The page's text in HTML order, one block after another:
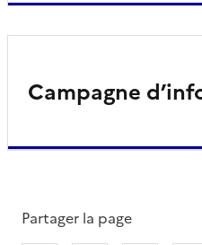
Campagne
Partager la page